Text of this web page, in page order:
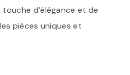
d’élégance et de
pièces uniques et